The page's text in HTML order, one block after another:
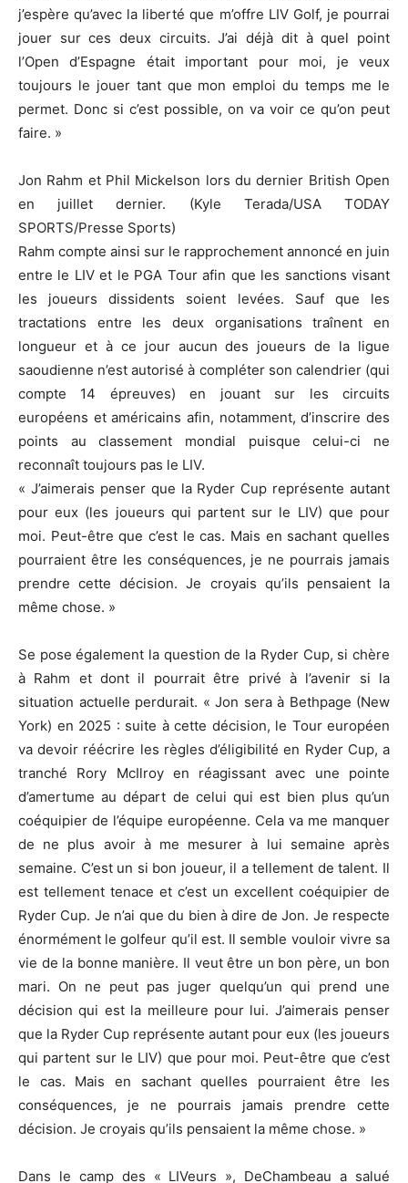
j’espère qu’avec la liberté que m’offre LIV Golf, je pourrai
jouer sur ces deux circuits. J’ai déjà dit à quel point
l’Open d’Espagne était important pour moi, je veux
toujours le jouer tant que mon emploi du temps me le
permet. Donc si c’est possible, on va voir ce qu’on peut
faire. »
Jon Rahm et Phil Mickelson lors du dernier British Open
en juillet dernier. (Kyle Terada/USA TODAY
SPORTS/Presse Sports)
Rahm compte ainsi sur le rapprochement annoncé en juin
entre le LIV et le PGA Tour afin que les sanctions visant
les joueurs dissidents soient levées. Sauf que les
tractations entre les deux organisations traînent en
longueur et à ce jour aucun des joueurs de la ligue
saoudienne n’est autorisé à compléter son calendrier (qui
compte 14 épreuves) en jouant sur les circuits
européens et américains afin, notamment, d’inscrire des
points au classement mondial puisque celui-ci ne
reconnaît toujours pas le LIV.
« J’aimerais penser que la Ryder Cup représente autant
pour eux (les joueurs qui partent sur le LIV) que pour
moi. Peut-être que c’est le cas. Mais en sachant quelles
pourraient être les conséquences, je ne pourrais jamais
prendre cette décision. Je croyais qu’ils pensaient la
même chose. »
Se pose également la question de la Ryder Cup, si chère
à Rahm et dont il pourrait être privé à l’avenir si la
situation actuelle perdurait. « Jon sera à Bethpage (New
York) en 2025 : suite à cette décision, le Tour européen
va devoir réécrire les règles d’éligibilité en Ryder Cup, a
tranché Rory McIlroy en réagissant avec une pointe
d’amertume au départ de celui qui est bien plus qu’un
coéquipier de l’équipe européenne. Cela va me manquer
de ne plus avoir à me mesurer à lui semaine après
semaine. C’est un si bon joueur, il a tellement de talent. Il
est tellement tenace et c’est un excellent coéquipier de
Ryder Cup. Je n’ai que du bien à dire de Jon. Je respecte
énormément le golfeur qu’il est. Il semble vouloir vivre sa
vie de la bonne manière. Il veut être un bon père, un bon
mari. On ne peut pas juger quelqu’un qui prend une
décision qui est la meilleure pour lui. J’aimerais penser
que la Ryder Cup représente autant pour eux (les joueurs
qui partent sur le LIV) que pour moi. Peut-être que c’est
le cas. Mais en sachant quelles pourraient être les
conséquences, je ne pourrais jamais prendre cette
décision. Je croyais qu’ils pensaient la même chose. »
Dans le camp des « LIVeurs », DeChambeau a salué